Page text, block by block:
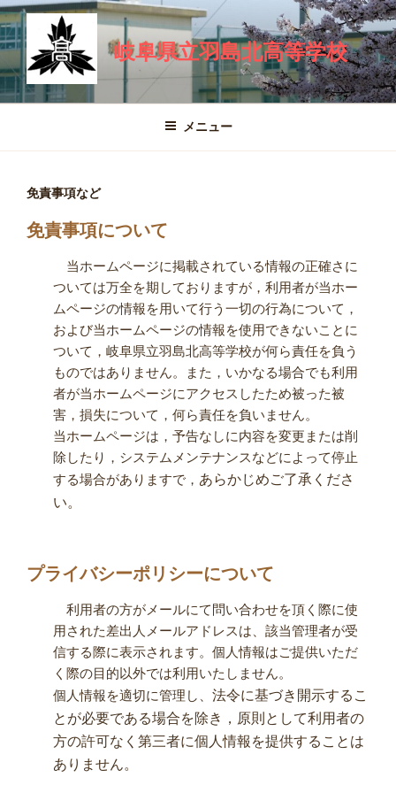
コ
ン
テ
ン
ツ
岐阜県立羽島北高等学校
メニュー
免責事項など
免責事項について
当ホームページに掲載されている情報の正確さに
ついては万全を期しておりますが，利用者が当ホー
ムページの情報を用いて行う一切の行為について，
および当ホームページの情報を使用できないことに
ついて，岐阜県立羽島北高等学校が何ら責任を負う
ものではありません。また，いかなる場合でも利用
者が当ホームページにアクセスしたため被った被
害，損失について，何ら責任を負いません。
当ホームページは，予告なしに内容を変更または削
除したり，システムメンテナンスなどによって停止
する場合がありますで， あらかじめご了承くださ
い。
プライバシーポリシーについて
利用者の方がメールにて問い合わせを頂く際に使
用された差出人メールアドレスは、該当管理者が受
信する際に表示されます。個人情報はご提供いただ
く際の目的以外では利用いたしません。
個人情報を適切に管理し、 法令に基づき開示するこ
とが必要である場合を除き， 原則として利用者の
方の許可なく第三者に個人情報を提供することは
ありません。